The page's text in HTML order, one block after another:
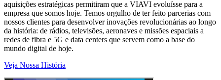
aquisições estratégicas permitiram que a VIAVI evoluísse para a
empresa que somos hoje. Temos orgulho de ter feito parcerias com
nossos clientes para desenvolver inovações revolucionárias ao longo
da história: de rádios, televisões, aeronaves e missões espaciais a
redes de fibra e 5G e data centers que servem como a base do
mundo digital de hoje.
Veja Nossa História